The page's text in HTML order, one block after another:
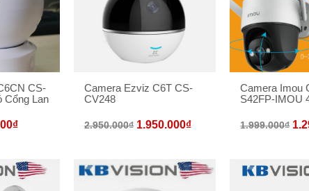
CS-
Cổng Lan
₫
Camera Ezviz C6T CS-
CV248
2.950.000₫ 1.950.000₫
Camera Imou
S42FP-IMOU
1.999.000₫